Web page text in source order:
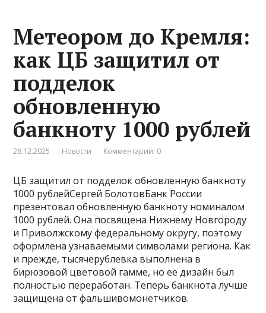
Метеором до Кремля:
как ЦБ защитил от
подделок
обновленную
банкноту 1000 рублей
28.12.2025 Новости Комментарии: 0
ЦБ защитил от подделок обновленную банкноту
1000 рублейСергей БолотовБанк России
презентовал обновленную банкноту номиналом
1000 рублей. Она посвящена Нижнему Новгороду
и Приволжскому федеральному округу, поэтому
оформлена узнаваемыми символами региона. Как
и прежде, тысячерублевка выполнена в
бирюзовой цветовой гамме, но ее дизайн был
полностью переработан. Теперь банкнота лучше
защищена от фальшивомонетчиков.